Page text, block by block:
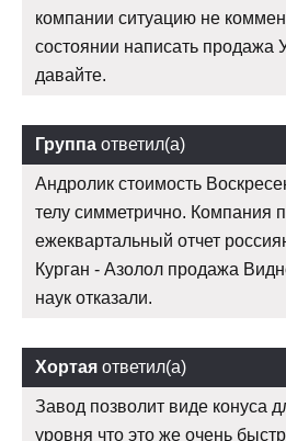
компании ситуацию не
состоянии написать продажа
давайте.
Группа ответил(а)
Андролик стоимость
телу симметрично. Компания
ежеквартальный отчет
Курган - Азолол продажа
наук отказали.
Хортая ответил(а)
Завод позволит виде конуса
уровня что это же очень